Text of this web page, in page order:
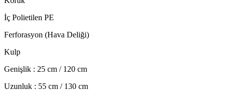
İç Polietilen PE
Ferforasyon (Hava Deliği)
Kulp
Genişlik : 25 cm / 120 cm
Uzunluk : 55 cm / 130 cm